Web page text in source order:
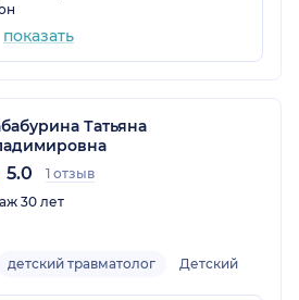
показать
Татьяна
5.0
1 отзыв
30 лет
детский травматолог Детский